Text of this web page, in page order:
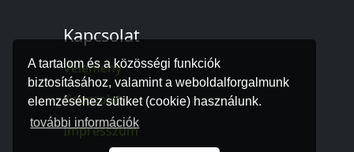
A tartalom és a közösségi funkciók
biztosításához, valamint a weboldalforgalmunk
elemzéséhez sütiket (cookie) használunk.
további információk
Kapcsolat
Vélemény
Kapcsolat
Impresszum